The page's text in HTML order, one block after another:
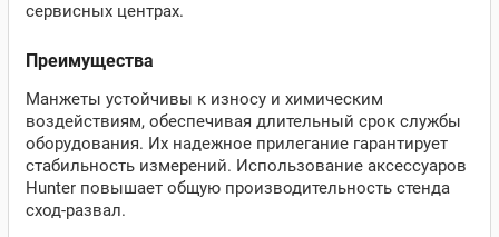
сервисных центрах.
Преимущества
Манжеты устойчивы к износу и химическим
воздействиям, обеспечивая длительный срок службы
оборудования. Их надежное прилегание гарантирует
стабильность измерений. Использование аксессуаров
Hunter повышает общую производительность стенда
сход-развал.